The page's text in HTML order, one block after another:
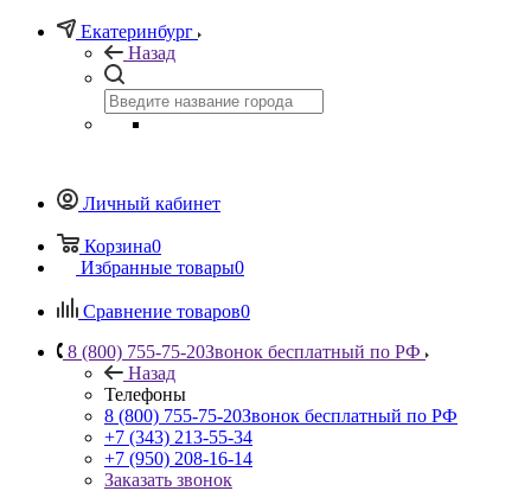
Екатеринбург
Назад
Личный кабинет
Корзина0
Избранные товары0
Сравнение товаров0
8 (800) 755-75-20Звонок бесплатный по РФ
Назад
Телефоны
8 (800) 755-75-20Звонок бесплатный по РФ
+7 (343) 213-55-34
+7 (950) 208-16-14
Заказать звонок